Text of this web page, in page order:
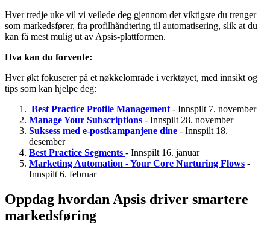
Hver tredje uke vil vi veilede deg gjennom det viktigste du trenger
som markedsfører, fra profilhåndtering til automatisering, slik at du
kan få mest mulig ut av Apsis-plattformen.
Hva kan du forvente:
Hver økt fokuserer på et nøkkelområde i verktøyet, med innsikt og
tips som kan hjelpe deg:
Best Practice Profile Management - Innspilt 7. november
Manage Your Subscriptions - Innspilt 28. november
Suksess med e-postkampanjene dine - Innspilt 18.
desember
Best Practice Segments - Innspilt 16. januar
Marketing Automation - Your Core Nurturing Flows -
Innspilt 6. februar
Oppdag hvordan Apsis driver smartere
markedsføring